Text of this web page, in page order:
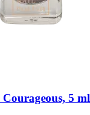
Courageous, 5 ml